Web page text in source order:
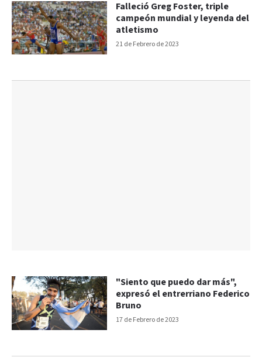
21 de Febrero de 2023
Falleció Greg Foster, triple
campeón mundial y leyenda del
atletismo
17 de Febrero de 2023
"Siento que puedo dar más",
expresó el entrerriano Federico
Bruno